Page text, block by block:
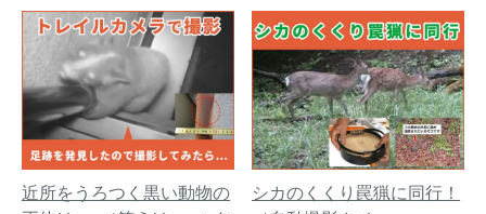
近所をうろつく黒い動物の
シカのくくり罠猟に同行！